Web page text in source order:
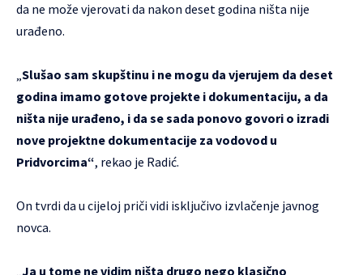
da ne može vjerovati da nakon deset godina ništa nije
urađeno.
„Slušao sam skupštinu i ne mogu da vjerujem da deset
godina imamo gotove projekte i dokumentaciju, a da
ništa nije urađeno, i da se sada ponovo govori o izradi
nove projektne dokumentacije za vodovod u
Pridvorcima“, rekao je Radić.
On tvrdi da u cijeloj priči vidi isključivo izvlačenje javnog
novca.
„Ja u tome ne vidim ništa drugo nego klasično